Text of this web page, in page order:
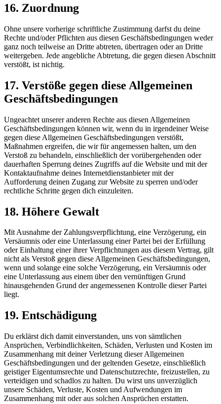
16. Zuordnung
Ohne unsere vorherige schriftliche Zustimmung darfst du deine
Rechte und/oder Pflichten aus diesen Geschäftsbedingungen weder
ganz noch teilweise an Dritte abtreten, übertragen oder an Dritte
weitergeben. Jede angebliche Abtretung, die gegen diesen Abschnitt
verstößt, ist nichtig.
17. Verstöße gegen diese Allgemeinen
Geschäftsbedingungen
Ungeachtet unserer anderen Rechte aus diesen Allgemeinen
Geschäftsbedingungen können wir, wenn du in irgendeiner Weise
gegen diese Allgemeinen Geschäftsbedingungen verstößt,
Maßnahmen ergreifen, die wir für angemessen halten, um den
Verstoß zu behandeln, einschließlich der vorübergehenden oder
dauerhaften Sperrung deines Zugriffs auf die Website und mit der
Kontaktaufnahme deines Internetdienstanbieter mit der
Aufforderung deinen Zugang zur Website zu sperren und/oder
rechtliche Schritte gegen dich einzuleiten.
18. Höhere Gewalt
Mit Ausnahme der Zahlungsverpflichtung, eine Verzögerung, ein
Versäumnis oder eine Unterlassung einer Partei bei der Erfüllung
oder Einhaltung einer ihrer Verpflichtungen aus diesem Vertrag, gilt
nicht als Verstoß gegen diese Allgemeinen Geschäftsbedingungen,
wenn und solange eine solche Verzögerung, ein Versäumnis oder
eine Unterlassung aus einem über den vernünftigen Grund
hinausgehenden Grund der angemessenen Kontrolle dieser Partei
liegt.
19. Entschädigung
Du erklärst dich damit einverstanden, uns von sämtlichen
Ansprüchen, Verbindlichkeiten, Schäden, Verlusten und Kosten im
Zusammenhang mit deiner Verletzung dieser Allgemeinen
Geschäftsbedingungen und der geltenden Gesetze, einschließlich
geistiger Eigentumsrechte und Datenschutzrechte, freizustellen, zu
verteidigen und schadlos zu halten. Du wirst uns unverzüglich
unsere Schäden, Verluste, Kosten und Aufwendungen im
Zusammenhang mit oder aus solchen Ansprüchen erstatten.